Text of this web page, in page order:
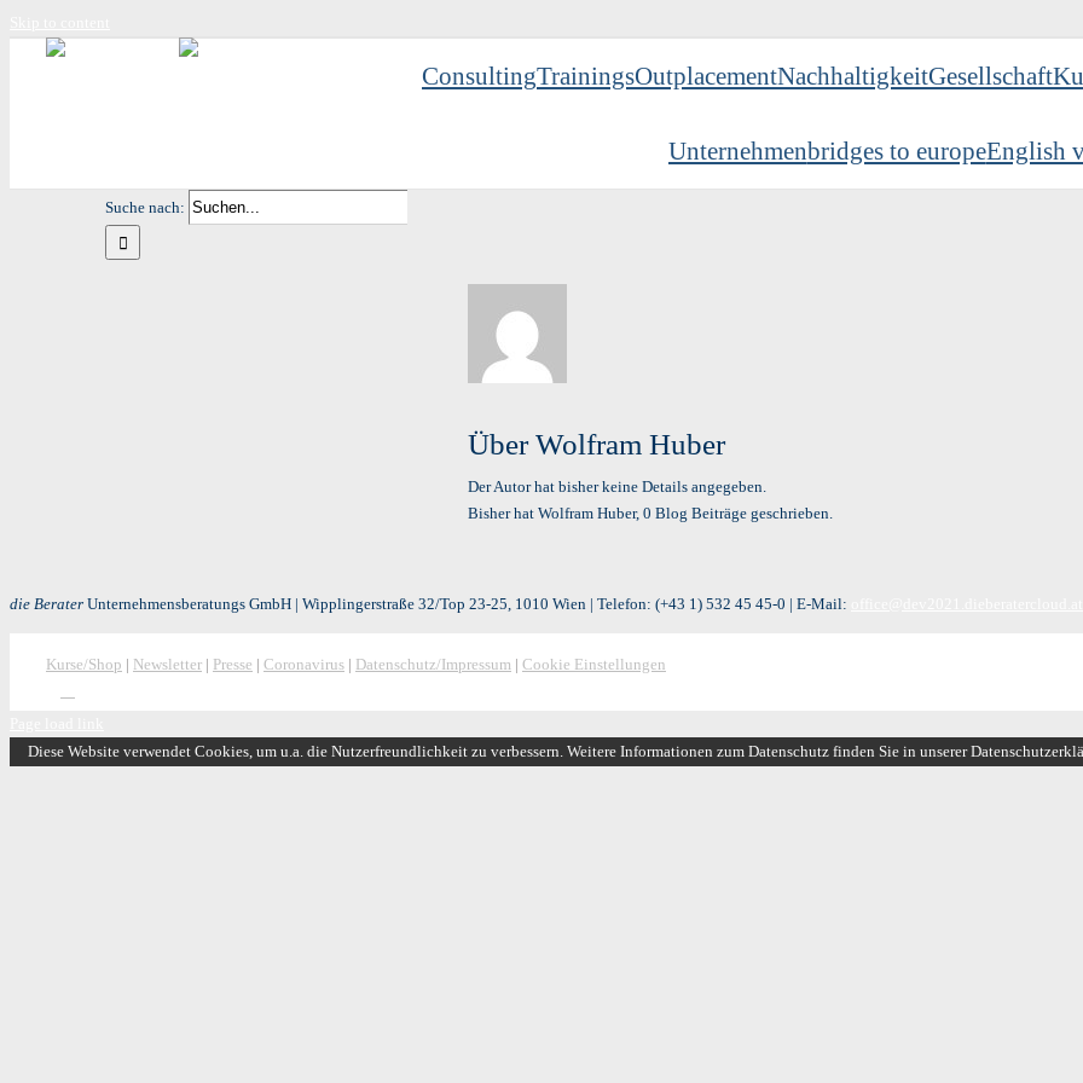
ConsultingTrainingsOutplacementNachhaltigkeitGesellschaft
Unternehmenbridges to europeEnglish
Suche nach:
ÜberWolfram Huber
Der Autor hat bisher keine Details angegeben.
Bisher hat Wolfram Huber, 0 Blog Beiträge geschrieben.
die Berater Unternehmensberatungs GmbH | Wipplingerstraße 32/Top 23-25, 1010 Wien | Telefon: (+43 1) 532 45 45-0 | E-Mail:
Kurse/Shop | Newsletter | Presse | Coronavirus | Datenschutz/Impressum | Cookie Einstellungen
Diese Website verwendet Cookies, um u.a. die Nutzerfreundlichkeit zu verbessern. Weitere Informationen zum Datenschutz finden Sie in unserer